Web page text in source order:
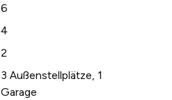
6
4
2
3 Außenstellplätze, 1
Garage